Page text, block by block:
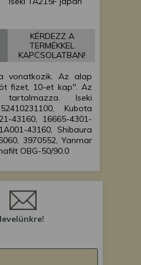
kistraktor
Iseki TA230F japán
Iseki TA235F japán
kistraktor
Iseki TA247F japán
kistraktor
Iseki TA250F japán
kistraktor
Iseki TA255F japán
kistraktor
Iseki TA262F japán
kistraktor
Iseki TA263F japán
kistraktor
kistraktor
KÉRDEZZ A
TERMÉKKEL
KAPCSOLATBAN!
vonatkozik. Az alap
fizet, 10-et kap". Az
Iseki
Kubota
43160, 16665-4301-
43160, Shibaura
3970552, Yanmar
OBG-50/90.0